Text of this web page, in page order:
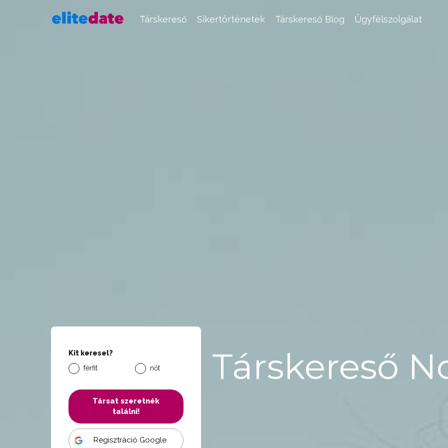
Társkereső Sikertörténetek Társkereső Blog Ügyfélszolgálat
Kit keresel?
férfit
nőt
Társat szeretnék
találni!
Regisztráció Google
Társkereső